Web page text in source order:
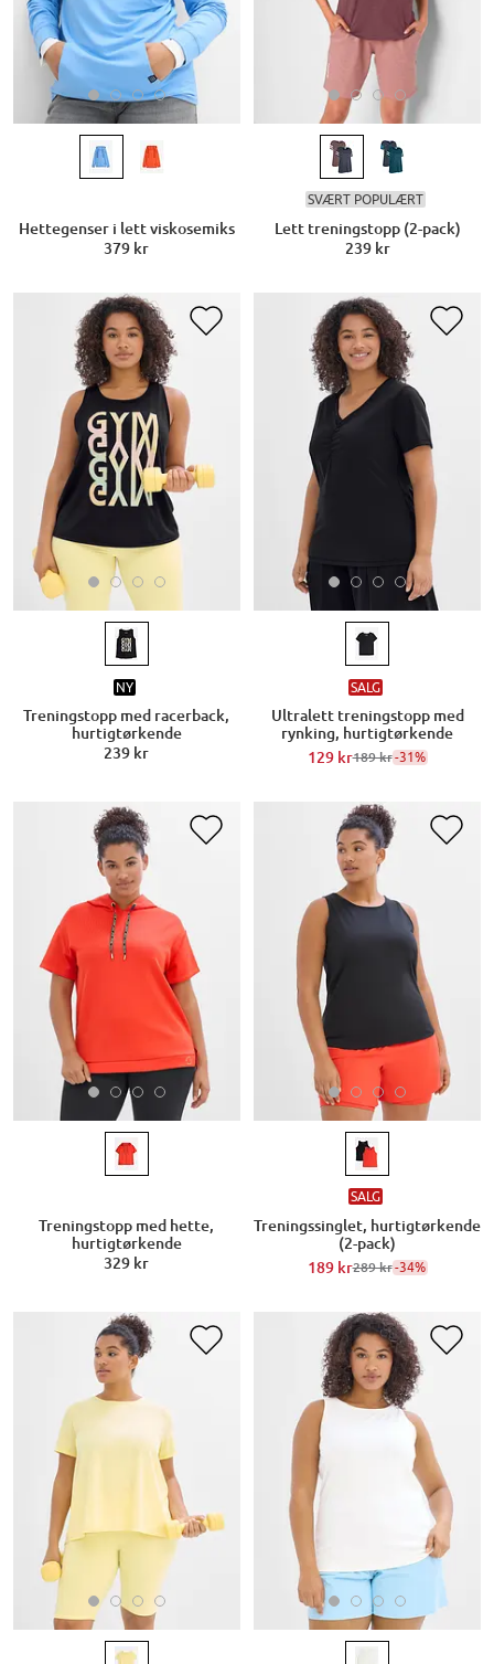
Hettegenser i lett viskosemiks
379 kr
SVÆRT POPULÆRT
Lett treningstopp (2-pack)
239 kr
NY
Treningstopp med racerback,
hurtigtørkende
239 kr
SALG
Ultralett treningstopp med
rynking, hurtigtørkende
129 kr189 kr-31%
Treningstopp med hette,
hurtigtørkende
329 kr
SALG
Treningssinglet, hurtigtørkende
(2-pack)
189 kr289 kr-34%